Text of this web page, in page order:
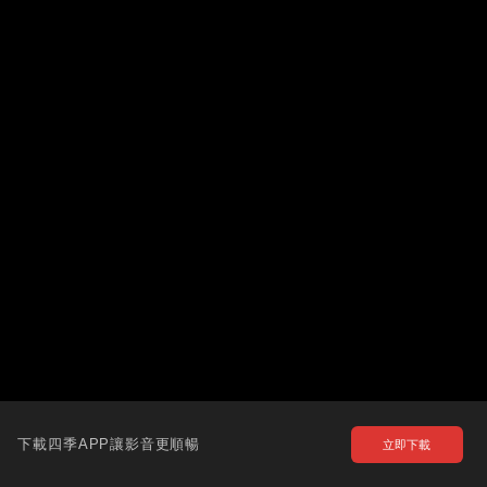
下載四季APP讓影音更順暢 立即下載